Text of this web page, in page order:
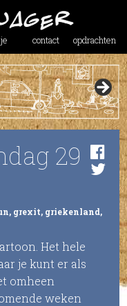
contact opdrachten
29
, grexit, griekenland,
Het hele
je kunt er als
omheen
weken